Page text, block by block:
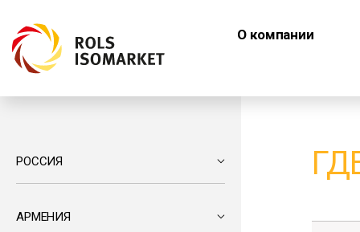
О компании
РОССИЯ
АРМЕНИЯ